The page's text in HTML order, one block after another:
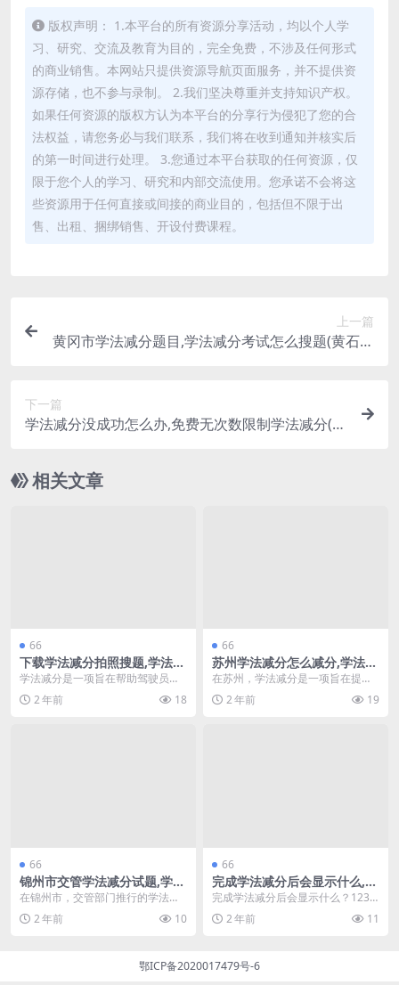
版权声明： 1.本平台的所有资源分享活动，均以个人学
习、研究、交流及教育为目的，完全免费，不涉及任何形式
的商业销售。本网站只提供资源导航页面服务，并不提供资
源存储，也不参与录制。 2.我们坚决尊重并支持知识产权。
如果任何资源的版权方认为本平台的分享行为侵犯了您的合
法权益，请您务必与我们联系，我们将在收到通知并核实后
的第一时间进行处理。 3.您通过本平台获取的任何资源，仅
限于您个人的学习、研究和内部交流使用。您承诺不会将这
些资源用于任何直接或间接的商业目的，包括但不限于出
售、出租、捆绑销售、开设付费课程。
上一篇
黄冈市学法减分题目,学法减分考试怎么搜题(黄石学
下一篇
学法减分没成功怎么办,免费无次数限制学法减分(学
相关文章
66
下载学法减分拍照搜题,学法减
分没开启怎么回事(学法减分扫
描搜题)
学法减分是一项旨在帮助驾驶员通
过学习交通法规来降低违章罚分的
政策。然而，有些用户...
2 年前 18
66
苏州学法减分怎么减分,学法减
分过了还能扣分吗(学法减分
苏州)
在苏州，学法减分是一项旨在提高
驾驶员交通安全意识的重要政策。
通过参加相关的学法活...
2 年前 19
66
锦州市交管学法减分试题,学法
减分最多能减多少分(交管学法
减分能考几次)
在锦州市，交管部门推行的学法减
分政策旨在通过学习交通法规来降
低驾驶人的违章积分。...
2 年前 10
66
完成学法减分后会显示什么,12
3学法减分能减多少分(12123
学法减分有几次机会)
完成学法减分后会显示什么？123
学法减分能减多少分是很多司机关
注的话题。通过学习...
2 年前 11
鄂ICP备2020017479号-6